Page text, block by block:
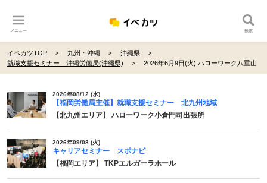
メニュー 検索
イベカツTOP 九州・沖縄
沖縄県
就職支援セミナー 沖縄労働局(沖縄県)
2026年6月9日(火) ハローワーク八重山
2026年08/12 (水)
【福岡労働局主催】就職支援セミナー 北九州地域
【北九州エリア】 ハローワーク小倉門司出張所
2026年09/08 (火)
キャリアセミナー スポナビ
【福岡エリア】 TKPエルガーラホール